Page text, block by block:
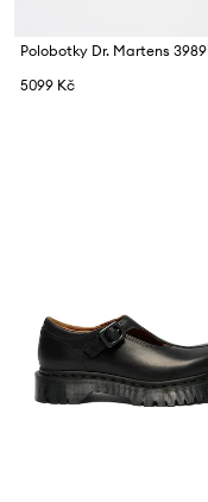
Polobotky Dr. Martens 3989
5099 Kč